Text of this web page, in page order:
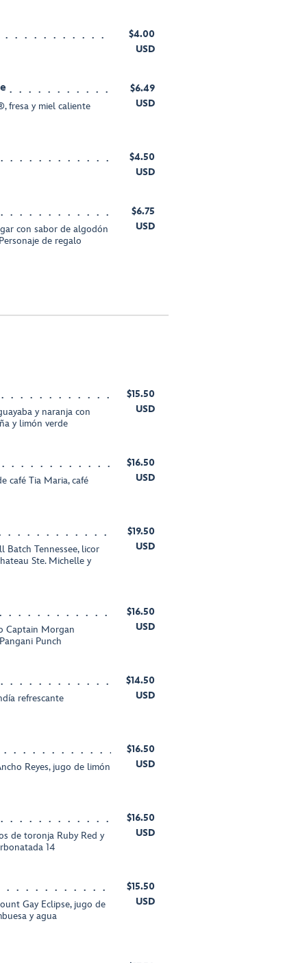
$4.00
USD
fresa y miel caliente
$6.49
USD
$4.50
USD
con sabor de algodón
de regalo
$6.75
USD
y naranja con
y limón verde
$15.50
USD
café Tia Maria, café
$16.50
USD
Batch Tennessee, licor
Ste. Michelle y
$19.50
USD
Captain Morgan
Punch
$16.50
USD
refrescante
$14.50
USD
Reyes, jugo de limón
$16.50
USD
de toronja Ruby Red y
14
$16.50
USD
Gay Eclipse, jugo de
y agua
$15.50
USD